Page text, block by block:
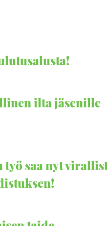
ilta jäsenille
saa nyt